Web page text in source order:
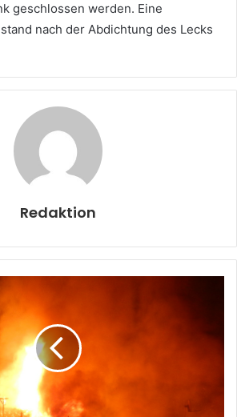
geschlossen werden. Eine
nach der Abdichtung des Lecks
Redaktion